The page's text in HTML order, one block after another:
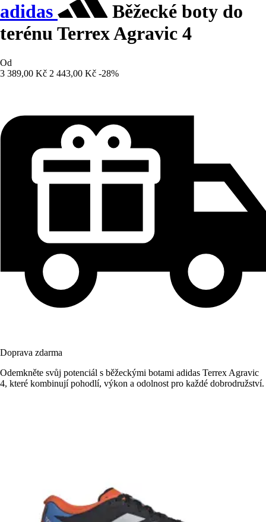
adidas
Běžecké boty do
terénu Terrex Agravic 4
Od
3 389,00 Kč 2 443,00 Kč -28%
Doprava zdarma
Odemkněte svůj potenciál s běžeckými botami adidas Terrex Agravic
4, které kombinují pohodlí, výkon a odolnost pro každé dobrodružství.